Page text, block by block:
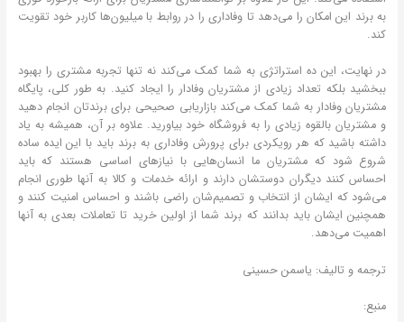
به برند این امکان را می‌دهد تا وفاداری را در روابط با میلیون‌ها کاربر خود تقویت
کند.
در نهایت، این ده استراتژی به شما کمک می‌کند نه تنها تجربه مشتری را بهبود
ببخشید بلکه تعداد زیادی از مشتریان وفادار را ایجاد کنید. به طور کلی، پایگاه
مشتریان وفادار به شما کمک می‌کند بازاریابی صحیحی برای برندتان انجام دهید
و مشتریان بالقوه زیادی را به فروشگاه خود بیاورید. علاوه بر آن، همیشه به یاد
داشته باشید که هر رویکردی برای پرورش وفاداری به برند باید با این ایده ساده
شروع شود که مشتریان ما انسان‌هایی با نیازهای اساسی هستند که باید
احساس کنند دیگران دوستشان دارند و ارائه خدمات و کالا به آنها طوری انجام
می‌شود که ایشان از انتخاب و تصمیم‌شان راضی باشند و احساس امنیت ‌کنند و
همچنین ایشان باید بدانند که برند شما از اولین خرید تا تعاملات بعدی به آنها
اهمیت می‌دهد.
ترجمه و تالیف: یاسمن حسینی
منبع: